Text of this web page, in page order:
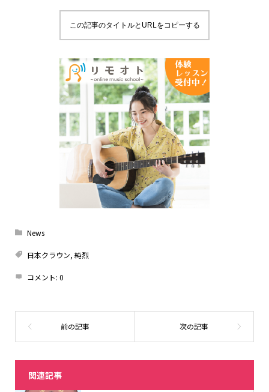
この記事のタイトルとURLをコピーする
News
日本クラウン, 純烈
コメント: 0
関連記事